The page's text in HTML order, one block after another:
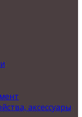
аксессуары